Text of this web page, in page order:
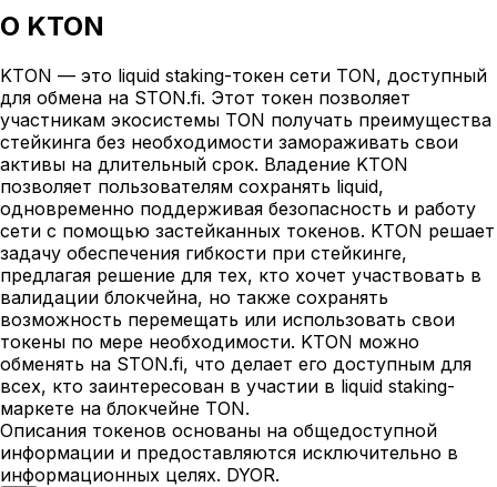
О KTON
KTON — это liquid staking-токен сети TON, доступный
для обмена на STON.fi. Этот токен позволяет
участникам экосистемы TON получать преимущества
стейкинга без необходимости замораживать свои
активы на длительный срок. Владение KTON
позволяет пользователям сохранять liquid,
одновременно поддерживая безопасность и работу
сети с помощью застейканных токенов. KTON решает
задачу обеспечения гибкости при стейкинге,
предлагая решение для тех, кто хочет участвовать в
валидации блокчейна, но также сохранять
возможность перемещать или использовать свои
токены по мере необходимости. KTON можно
обменять на STON.fi, что делает его доступным для
всех, кто заинтересован в участии в liquid staking-
маркете на блокчейне TON.
Описания токенов основаны на общедоступной
информации и предоставляются исключительно в
информационных целях. DYOR.